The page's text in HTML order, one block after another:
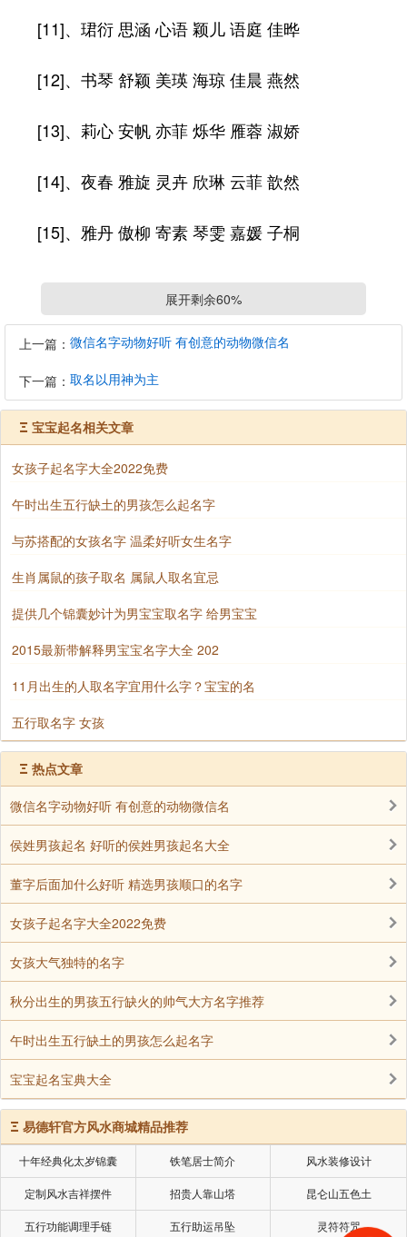
[11]、珺衍 思涵 心语 颖儿 语庭 佳晔
[12]、书琴 舒颖 美瑛 海琼 佳晨 燕然
[13]、莉心 安帆 亦菲 烁华 雁蓉 淑娇
[14]、夜春 雅旋 灵卉 欣琳 云菲 歆然
[15]、雅丹 傲柳 寄素 琴雯 嘉媛 子桐
[16]、沛玲 怀蕾 怜烟 雅菲 婉琳 寻竣
[17]、敏轩 凝楚 灵琳 凡明 芳泽 昕昕
[18]、娅佳 问波 碧芸 胤静 访海 丽舒
[19]、惠宁 星辰 丹山 天恩 新梅 蕊蕊
[21]、家颖 逸菲 冰真 清逸 绮波 怡熹
[22]、谷秋 文清 灵松 娅瑶 雅靖 傲璐
展开剩余60%
上一篇： 微信名字动物好听 有创意的动物微信名
下一篇： 取名以用神为主
Ξ 宝宝起名相关文章
女孩子起名字大全2022免费
午时出生五行缺土的男孩怎么起名字
与苏搭配的女孩名字 温柔好听女生名字
生肖属鼠的孩子取名 属鼠人取名宜忌
提供几个锦囊妙计为男宝宝取名字 给男宝宝
2015最新带解释男宝宝名字大全 202
11月出生的人取名字宜用什么字？宝宝的名
五行取名字 女孩
Ξ 热点文章
微信名字动物好听 有创意的动物微信名
侯姓男孩起名 好听的侯姓男孩起名大全
董字后面加什么好听 精选男孩顺口的名字
女孩子起名字大全2022免费
女孩大气独特的名字
秋分出生的男孩五行缺火的帅气大方名字推荐
午时出生五行缺土的男孩怎么起名字
宝宝起名宝典大全
Ξ 易德轩官方风水商城精品推荐
十年经典化太岁锦囊 铁笔居士简介 风水装修设计
定制风水吉祥摆件 招贵人靠山塔 昆仑山五色土
五行功能调理手链 五行助运吊坠 灵符符咒